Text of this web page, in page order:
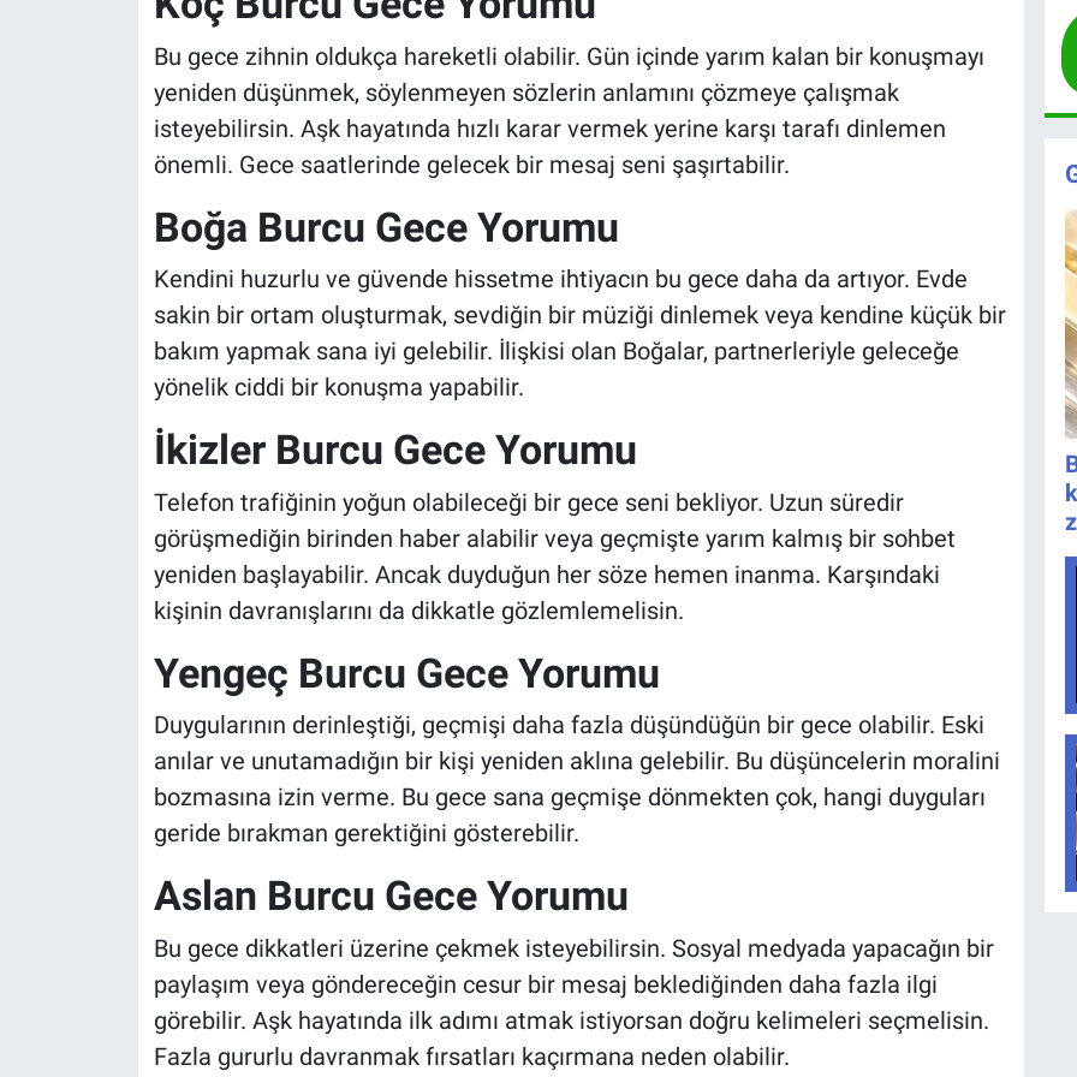
Bu gece zihnin oldukça hareketli olabilir. Gün içinde yarım kalan bir konuşmayı
yeniden düşünmek, söylenmeyen sözlerin anlamını çözmeye çalışmak
isteyebilirsin. Aşk hayatında hızlı karar vermek yerine karşı tarafı dinlemen
önemli. Gece saatlerinde gelecek bir mesaj seni şaşırtabilir.
Boğa Burcu Gece Yorumu
Kendini huzurlu ve güvende hissetme ihtiyacın bu gece daha da artıyor. Evde
sakin bir ortam oluşturmak, sevdiğin bir müziği dinlemek veya kendine küçük bir
bakım yapmak sana iyi gelebilir. İlişkisi olan Boğalar, partnerleriyle geleceğe
yönelik ciddi bir konuşma yapabilir.
İkizler Burcu Gece Yorumu
Telefon trafiğinin yoğun olabileceği bir gece seni bekliyor. Uzun süredir
görüşmediğin birinden haber alabilir veya geçmişte yarım kalmış bir sohbet
yeniden başlayabilir. Ancak duyduğun her söze hemen inanma. Karşındaki
kişinin davranışlarını da dikkatle gözlemlemelisin.
Yengeç Burcu Gece Yorumu
Duygularının derinleştiği, geçmişi daha fazla düşündüğün bir gece olabilir. Eski
anılar ve unutamadığın bir kişi yeniden aklına gelebilir. Bu düşüncelerin moralini
bozmasına izin verme. Bu gece sana geçmişe dönmekten çok, hangi duyguları
geride bırakman gerektiğini gösterebilir.
Aslan Burcu Gece Yorumu
Bu gece dikkatleri üzerine çekmek isteyebilirsin. Sosyal medyada yapacağın bir
paylaşım veya göndereceğin cesur bir mesaj beklediğinden daha fazla ilgi
görebilir. Aşk hayatında ilk adımı atmak istiyorsan doğru kelimeleri seçmelisin.
Fazla gururlu davranmak fırsatları kaçırmana neden olabilir.